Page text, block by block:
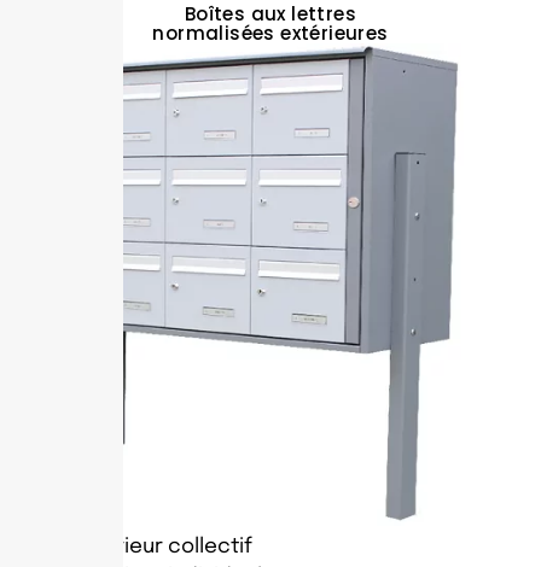
Boîtes aux lettres
normalisées extérieures
Extérieur collectif